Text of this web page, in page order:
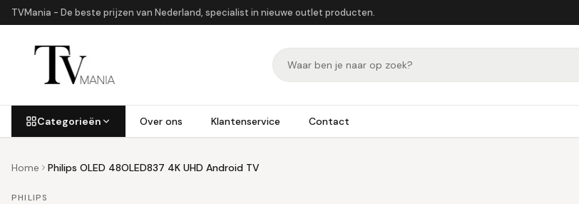
TVMania - De beste prijzen van Nederland, specialist in nieuwe outlet producten.
Categorieën Over ons Klantenservice Contact
Home Philips OLED 48OLED837 4K UHD Android TV
PHILIPS